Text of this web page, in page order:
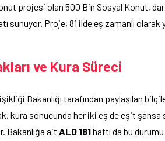
projesi olan 500 Bin Sosyal Konut,
sunuyor. Proje, 81 ilde eş zamanlı
ve Kura Süreci
Bakanlığı tarafından paylaşılan
kura sonucunda her iki eş de eşit şansa
Bakanlığa ait ALO 181hattı da bu